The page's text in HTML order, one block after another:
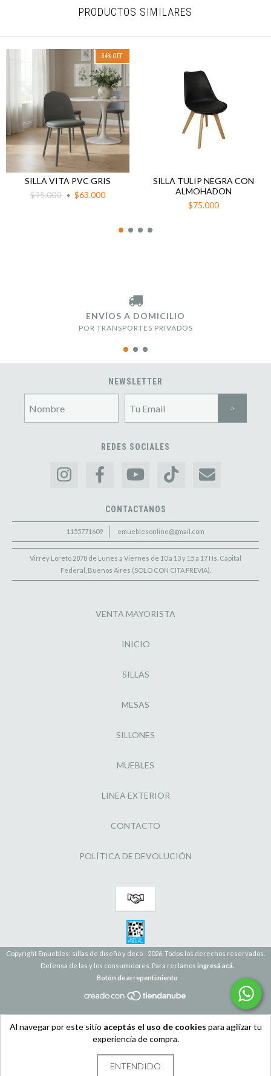
Al navegar por este sitio aceptás el uso de cookies para agilizar tu
experiencia de compra.
ENTENDIDO
PRODUCTOS SIMILARES
34% OFF
SILLA VITA PVC GRIS
$95.000
$63.000
SILLA TULIP NEGRA CON
ALMOHADON
$75.000
ENVÍOS A DOMICILIO
POR TRANSPORTES PRIVADOS
NEWSLETTER
REDES SOCIALES
CONTACTANOS
1155771609 emueblesonline@gmail.com
Virrey Loreto 2878 de Lunes a Viernes de 10 a 13 y 15 a 17 Hs. Capital
Federal, Buenos Aires (SOLO CON CITA PREVIA).
VENTA MAYORISTA
INICIO
SILLAS
MESAS
SILLONES
MUEBLES
LINEA EXTERIOR
CONTACTO
POLÍTICA DE DEVOLUCIÓN
Copyright Emuebles: sillas de diseño y deco - 2026. Todos los derechos reservados.
Defensa de las y los consumidores. Para reclamos ingresá acá.
Botón de arrepentimiento